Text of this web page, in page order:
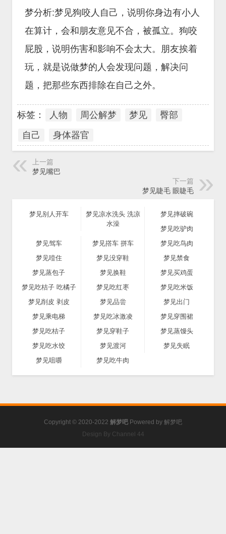
梦分析:梦见狗咬人自己，说明你身边有小人
在算计，会和朋友意见不合，被孤立。狗咬
屁股，说明伤害和影响不会太大。朋友挨着
玩，就是说做梦的人会发现问题，解决问
题，把那些东西排除在自己之外。
标签： 人物 周公解梦 梦见
臀部
自己
身体器官
上一篇
梦见嘴巴
下一篇
梦见睫毛 眼睫毛
梦见别人开车
梦见凉水洗头 洗凉
水澡
梦见摔破碗
梦见吃驴肉
梦见驾车
梦见撘车 拼车
梦见吃鸟肉
梦见噎住
梦见没穿鞋
梦见禁食
梦见蒸包子
梦见换鞋
梦见买鸡蛋
梦见吃桔子 吃橘子
梦见吃红枣
梦见吃米饭
梦见削皮 剥皮
梦见品尝
梦见出门
梦见乘电梯
梦见吃冰激凌
梦见穿围裙
梦见吃桔子
梦见穿鞋子
梦见蒸馒头
梦见吃水饺
梦见渡河
梦见失眠
梦见咀嚼
梦见吃牛肉
Copyright © 2020-2022 解梦吧 Powered by 解梦吧
Design By Channel 44